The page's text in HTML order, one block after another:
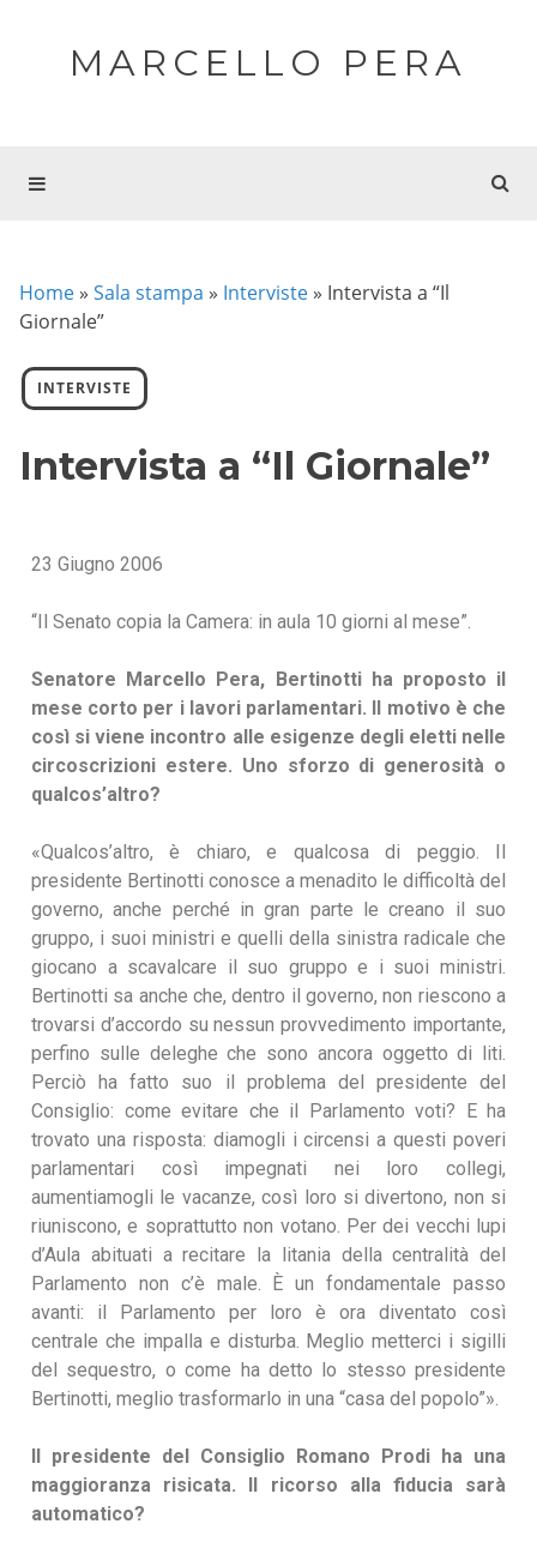
MARCELLO PERA
Home » Sala stampa » Interviste » Intervista a “Il
Giornale”
INTERVISTE
Intervista a “Il Giornale”
23 Giugno 2006
“Il Senato copia la Camera: in aula 10 giorni al mese”.
Senatore Marcello Pera, Bertinotti ha proposto il
mese corto per i lavori parlamentari. Il motivo è che
così si viene incontro alle esigenze degli eletti nelle
circoscrizioni estere. Uno sforzo di generosità o
qualcos’altro?
«Qualcos’altro, è chiaro, e qualcosa di peggio. Il
presidente Bertinotti conosce a menadito le difficoltà del
governo, anche perché in gran parte le creano il suo
gruppo, i suoi ministri e quelli della sinistra radicale che
giocano a scavalcare il suo gruppo e i suoi ministri.
Bertinotti sa anche che, dentro il governo, non riescono a
trovarsi d’accordo su nessun provvedimento importante,
perfino sulle deleghe che sono ancora oggetto di liti.
Perciò ha fatto suo il problema del presidente del
Consiglio: come evitare che il Parlamento voti? E ha
trovato una risposta: diamogli i circensi a questi poveri
parlamentari così impegnati nei loro collegi,
aumentiamogli le vacanze, così loro si divertono, non si
riuniscono, e soprattutto non votano. Per dei vecchi lupi
d’Aula abituati a recitare la litania della centralità del
Parlamento non c’è male. È un fondamentale passo
avanti: il Parlamento per loro è ora diventato così
centrale che impalla e disturba. Meglio metterci i sigilli
del sequestro, o come ha detto lo stesso presidente
Bertinotti, meglio trasformarlo in una “casa del popolo”».
Il presidente del Consiglio Romano Prodi ha una
maggioranza risicata. Il ricorso alla fiducia sarà
automatico?